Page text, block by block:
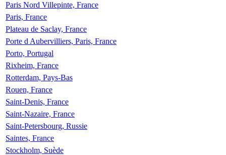
Paris Nord Villepinte, France
Paris, France
Plateau de Saclay, France
Porte d Aubervilliers, Paris, France
Porto, Portugal
Rixheim, France
Rotterdam, Pays-Bas
Rouen, France
Saint-Denis, France
Saint-Nazaire, France
Saint-Petersbourg, Russie
Saintes, France
Stockholm, Suède